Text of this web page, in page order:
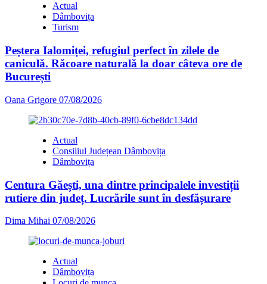
Actual
Dâmbovița
Turism
Peștera Ialomiței, refugiul perfect în zilele de
caniculă. Răcoare naturală la doar câteva ore de
București
Oana Grigore 07/08/2026
Actual
Consiliul Județean Dâmbovița
Dâmbovița
Centura Găești, una dintre principalele investiții
rutiere din județ. Lucrările sunt în desfășurare
Dima Mihai 07/08/2026
Actual
Dâmbovița